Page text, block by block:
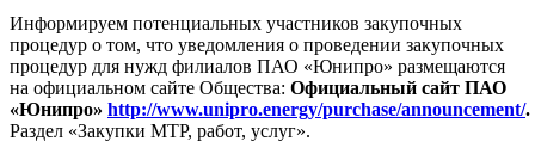
Информируем потенциальных участников закупочных
процедур о том, что уведомления о проведении закупочных
процедур для нужд филиалов ПАО «Юнипро» размещаются
на официальном сайте Общества: Официальный сайт ПАО
«Юнипро» http://www.unipro.energy/purchase/announcement/.
Раздел «Закупки МТР, работ, услуг».